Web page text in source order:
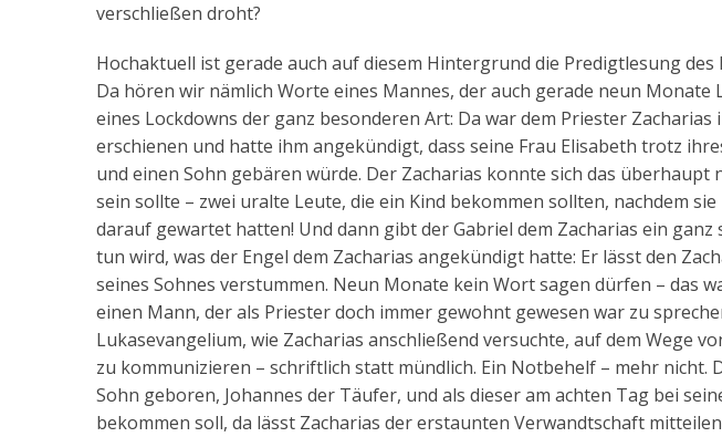
verschließen droht?
Hochaktuell ist gerade auch auf diesem Hintergrund die Predigtlesung
Da hören wir nämlich Worte eines Mannes, der auch gerade neun
eines Lockdowns der ganz besonderen Art: Da war dem Priester Zacharias
erschienen und hatte ihm angekündigt, dass seine Frau Elisabeth trotz
und einen Sohn gebären würde. Der Zacharias konnte sich das überhaupt
sein sollte – zwei uralte Leute, die ein Kind bekommen sollten, nachdem
darauf gewartet hatten! Und dann gibt der Gabriel dem Zacharias ein ganz
tun wird, was der Engel dem Zacharias angekündigt hatte: Er lässt den
seines Sohnes verstummen. Neun Monate kein Wort sagen dürfen – das
einen Mann, der als Priester doch immer gewohnt gewesen war zu
Lukasevangelium, wie Zacharias anschließend versuchte, auf dem Wege
zu kommunizieren – schriftlich statt mündlich. Ein Notbehelf – mehr nicht.
Sohn geboren, Johannes der Täufer, und als dieser am achten Tag bei
bekommen soll, da lässt Zacharias der erstaunten Verwandtschaft